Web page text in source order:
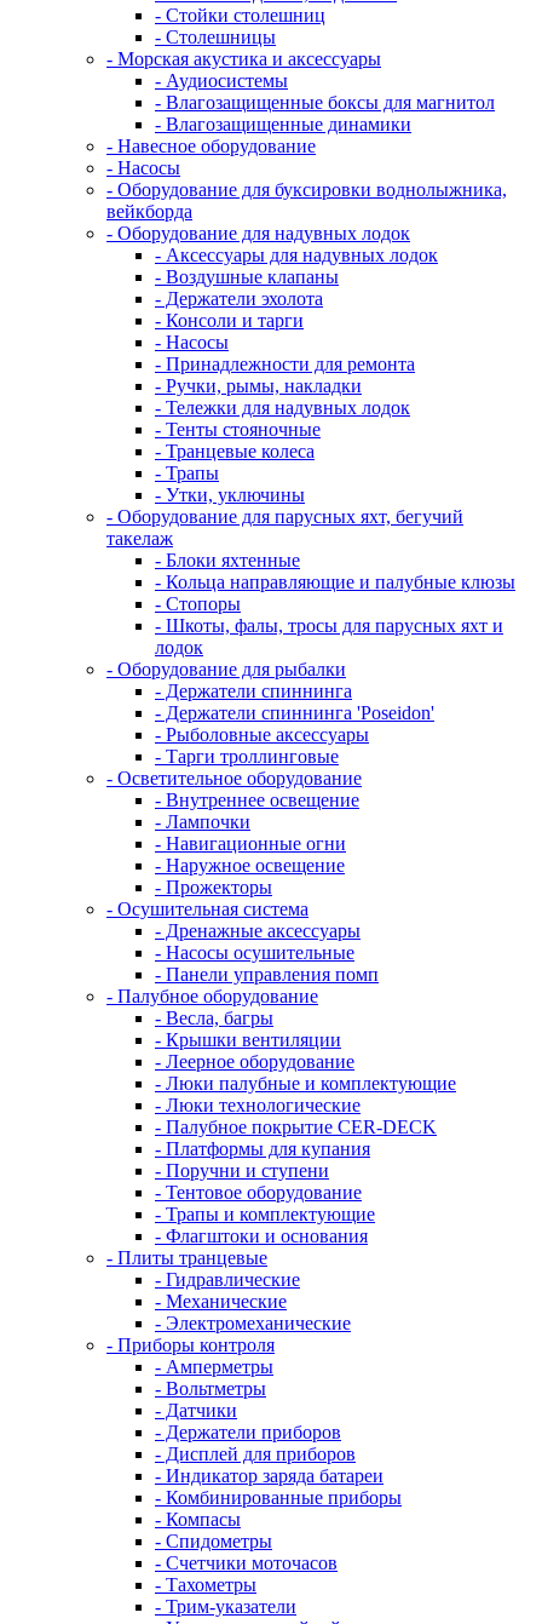
- Стойки столешниц
- Столешницы
- Морская акустика и аксессуары
- Аудиосистемы
- Влагозащищенные боксы для магнитол
- Влагозащищенные динамики
- Навесное оборудование
- Насосы
- Оборудование для буксировки воднолыжника,
вейкборда
- Оборудование для надувных лодок
- Аксессуары для надувных лодок
- Воздушные клапаны
- Держатели эхолота
- Консоли и тарги
- Насосы
- Принадлежности для ремонта
- Ручки, рымы, накладки
- Тележки для надувных лодок
- Тенты стояночные
- Транцевые колеса
- Трапы
- Утки, уключины
- Оборудование для парусных яхт, бегучий
такелаж
- Блоки яхтенные
- Кольца направляющие и палубные клюзы
- Стопоры
- Шкоты, фалы, тросы для парусных яхт и
лодок
- Оборудование для рыбалки
- Держатели спиннинга
- Держатели спиннинга 'Poseidon'
- Рыболовные аксессуары
- Тарги троллинговые
- Осветительное оборудование
- Внутреннее освещение
- Лампочки
- Навигационные огни
- Наружное освещение
- Прожекторы
- Осушительная система
- Дренажные аксессуары
- Насосы осушительные
- Панели управления помп
- Палубное оборудование
- Весла, багры
- Крышки вентиляции
- Леерное оборудование
- Люки палубные и комплектующие
- Люки технологические
- Палубное покрытие CER-DECK
- Платформы для купания
- Поручни и ступени
- Тентовое оборудование
- Трапы и комплектующие
- Флагштоки и основания
- Плиты транцевые
- Гидравлические
- Механические
- Электромеханические
- Приборы контроля
- Амперметры
- Вольтметры
- Датчики
- Держатели приборов
- Дисплей для приборов
- Индикатор заряда батареи
- Комбинированные приборы
- Компасы
- Спидометры
- Счетчики моточасов
- Тахометры
- Трим-указатели